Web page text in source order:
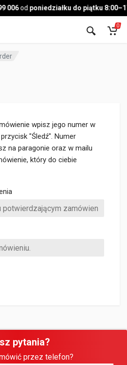
006od poniedziałku do piątku
0
wpisz jego numer w
"Śledź". Numer
na paragonie oraz w mailu
który do ciebie
pytania?
przez telefon?